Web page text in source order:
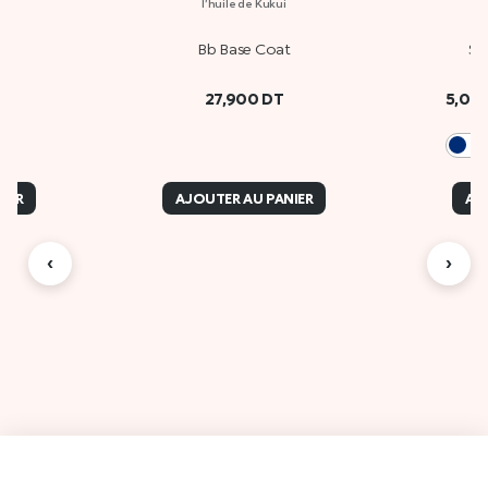
l’huile de Kukui
Bb Base Coat
27,900 DT
AJOUTER AU PANIER
‹ ›